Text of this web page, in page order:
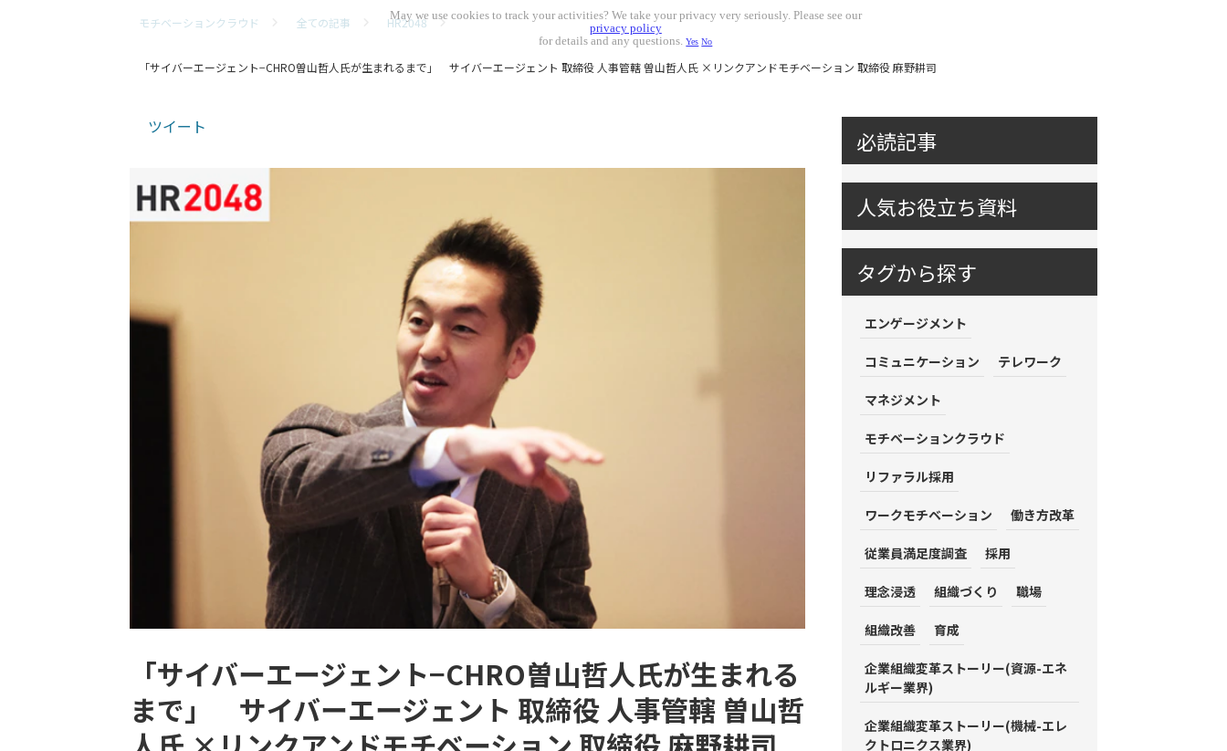
モチベーションクラウド 全ての記事 HR2048
「サイバーエージェント−CHRO曽山哲人氏が生まれるまで」 サイバーエージェント 取締役 人事管轄 曽山哲人氏 ×リンクアンドモチベーション 取締役 麻野耕司
ツイート
「サイバーエージェント−CHRO曽山哲人氏が生まれる
まで」 サイバーエージェント 取締役 人事管轄 曽山哲
必読記事
人気お役立ち資料
タグから探す
エンゲージメント
コミュニケーション テレワーク
マネジメント
モチベーションクラウド
リファラル採用
ワークモチベーション 働き方改革
従業員満足度調査 採用
理念浸透 組織づくり 職場
組織改善 育成
企業組織変革ストーリー(資源-エネ
ルギー業界)
企業組織変革ストーリー(機械-エレ
クトロニクス業界)
May we use cookies to track your activities? We take your privacy very seriously. Please see our
privacy policy
for details and any questions.Yes No